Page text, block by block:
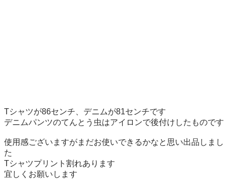
Tシャツが86センチ、デニムが81センチです
デニムパンツのてんとう虫はアイロンで後付けしたものです
使用感ございますがまだお使いできるかなと思い出品しまし
た
Tシャツプリント割れあります
宜しくお願いします